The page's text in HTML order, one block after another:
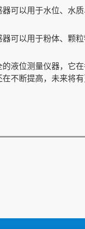
可以用于水位、水
可以用于粉体、颗
液位测量仪器，它
不断提高，未来将